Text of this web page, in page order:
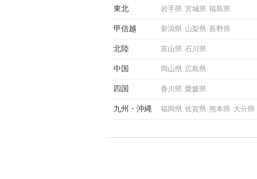
東北 岩手県 宮城県 福島県
甲信越 新潟県 山梨県 長野県
北陸 富山県 石川県
中国 岡山県 広島県
四国 香川県 愛媛県
九州 沖縄 福岡県 佐賀県 熊本県 大分県